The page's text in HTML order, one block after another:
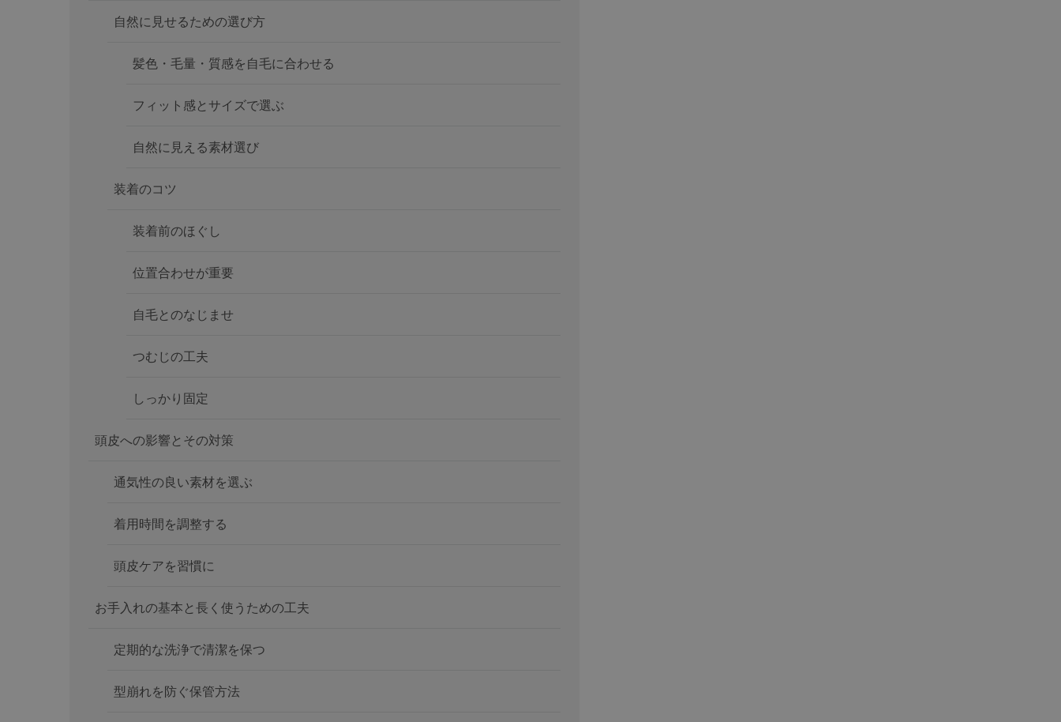
自然に見せるための選び方
髪色・毛量・質感を自毛に合わせる
フィット感とサイズで選ぶ
自然に見える素材選び
装着のコツ
装着前のほぐし
位置合わせが重要
自毛とのなじませ
つむじの工夫
しっかり固定
頭皮への影響とその対策
通気性の良い素材を選ぶ
着用時間を調整する
頭皮ケアを習慣に
お手入れの基本と長く使うための工夫
定期的な洗浄で清潔を保つ
型崩れを防ぐ保管方法